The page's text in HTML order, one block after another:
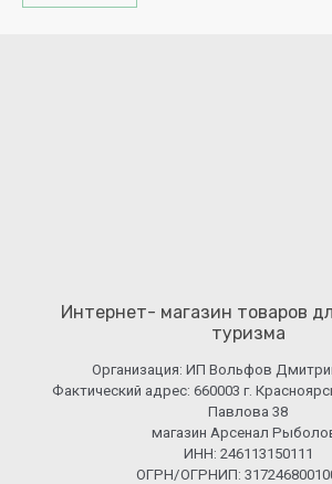
Интернет- магазин товаров
туризма
Организация: ИП Вольфов
Фактический адрес: 660003 г.
Павлова 38
магазин Арсенал
ИНН: 246113150111
ОГРН/ОГРНИП: